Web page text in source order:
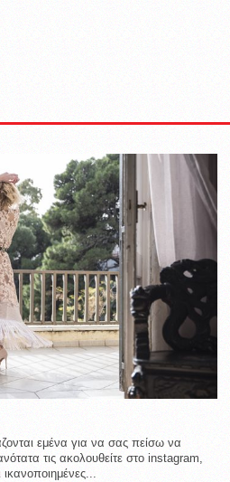
εμένα για να σας πείσω να
τις ακολουθείτε στο instagram,